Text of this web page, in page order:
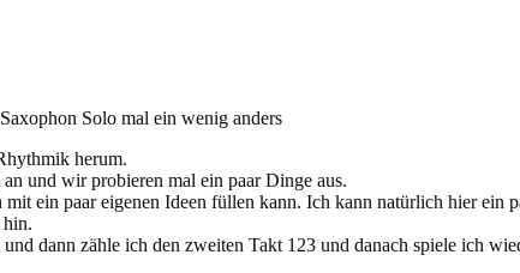
Solo mal ein wenig anders
herum.
und wir probieren mal ein paar Dinge aus.
ein paar eigenen Ideen füllen kann. Ich kann natürlich hier ein
hin.
dann zähle ich den zweiten Takt 123 und danach spiele ich